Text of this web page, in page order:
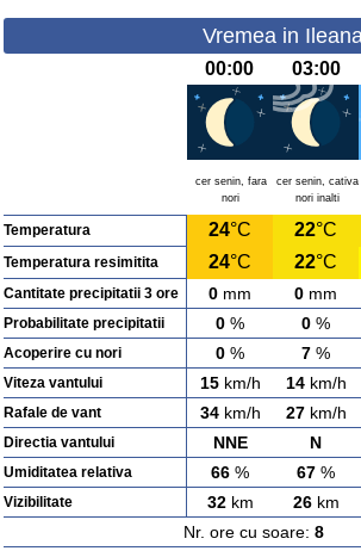
Vremea in
00:00 03:00
cer senin, fara
nori
cer senin, cativa
nori inalti
Temperatura 24°C 22°C
Temperatura resimitita 24°C 22°C
Cantitate precipitatii 3 ore 0 mm 0 mm
Probabilitate precipitatii 0 % 0 %
Acoperire cu nori 0 % 7 %
Viteza vantului 15km/h 14km/h
Rafale de vant 34km/h 27km/h
Directia vantului NNE N
Umiditatea relativa 66 % 67 %
Vizibilitate 32km 26km
Nr. ore cu soare: 8